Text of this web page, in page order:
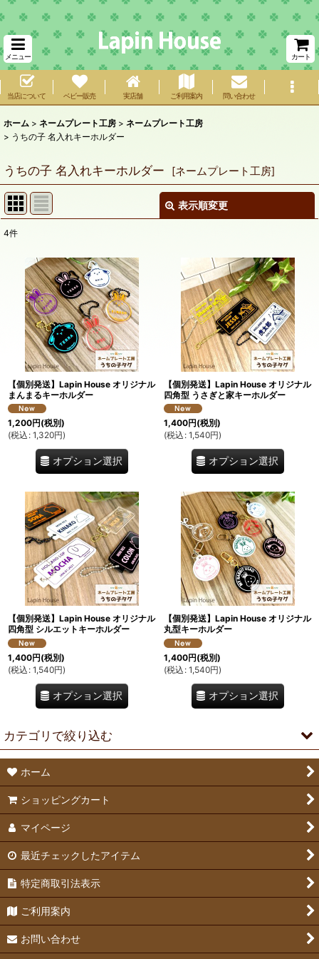
メニュー カート
当店について ベビー販売 実店舗 ご利用案内 問い合わせ
ホーム > ネームプレート工房 > ネームプレート工房
> うちの子 名入れキーホルダー
うちの子 名入れキーホルダー [ネームプレート工房]
表示順変更
在庫あり
並び順:
4件
【個別発送】Lapin House オリジナル
まんまるキーホルダー
1,200円(税別)
(税込 : 1,320円)
オプション選択
【個別発送】Lapin House オリジナル
四角型 うさぎと家キーホルダー
1,400円(税別)
(税込 : 1,540円)
オプション選択
【個別発送】Lapin House オリジナル
四角型 シルエットキーホルダー
1,400円(税別)
(税込 : 1,540円)
オプション選択
【個別発送】Lapin House オリジナル
丸型キーホルダー
1,400円(税別)
(税込 : 1,540円)
オプション選択
カテゴリで絞り込む
ネームプレート工房 (全商品)
うちの子 名入れネームプレート
うちの子 名入れキーホルダー
ホーム
ショッピングカート
マイページ
最近チェックしたアイテム
特定商取引法表示
ご利用案内
お問い合わせ